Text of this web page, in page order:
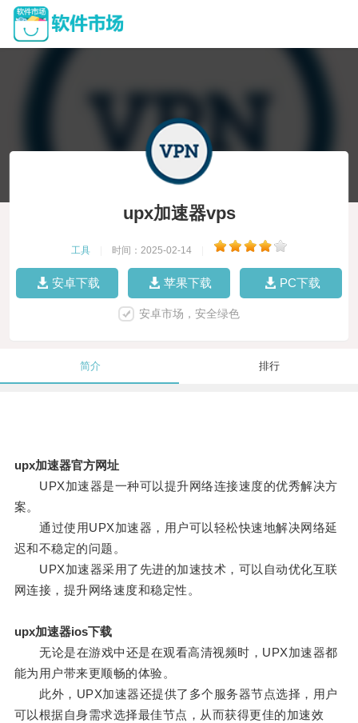
upx加速器vps
工具 时间：2025-02-14
安卓下载 苹果下载 PC下载
安卓市场，安全绿色
简介 排行
upx加速器官方网址
UPX加速器是一种可以提升网络连接速度的优秀解决方
案。
通过使用UPX加速器，用户可以轻松快速地解决网络延
迟和不稳定的问题。
UPX加速器采用了先进的加速技术，可以自动优化互联
网连接，提升网络速度和稳定性。
upx加速器ios下载
无论是在游戏中还是在观看高清视频时，UPX加速器都
能为用户带来更顺畅的体验。
此外，UPX加速器还提供了多个服务器节点选择，用户
可以根据自身需求选择最佳节点，从而获得更佳的加速效